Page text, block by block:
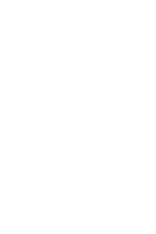
osemnástka
Hlinka Gretzky